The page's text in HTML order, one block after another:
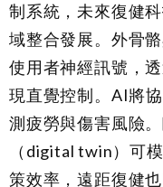
制系統，未來復健
域整合發展。外骨
使用者神經訊號，
現直覺控制。AI將
測疲勞與傷害風險
（digital twin）可
策效率，遠距復健